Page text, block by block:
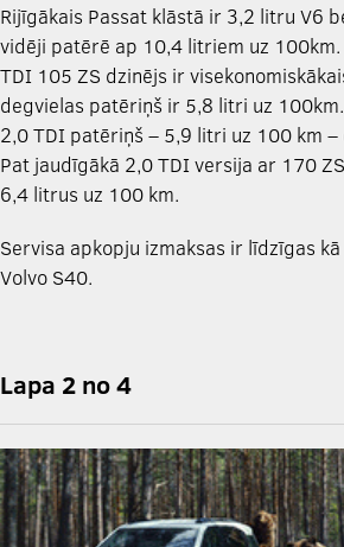
Rijīgākais Passat klāstā ir 3,2 litru V6
vidēji patērē ap 10,4 litriem uz
TDI 105 ZS dzinējs ir
degvielas patēriņš ir 5,8 litri uz
2,0 TDI patēriņš – 5,9 litri uz 100 km
Pat jaudīgākā 2,0 TDI versija ar 170
6,4 litrus uz 100 km.
Servisa apkopju izmaksas ir līdzīgas
Volvo S40.
Lapa 2 no 4